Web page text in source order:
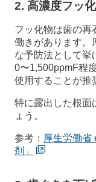
2. 高濃度フッ
フッ化物は歯の再
働きがあります。
な予防法として挙
0〜1,500ppmF程
使用することが推
特に露出した根面
ょう。
参考： 厚生労働省
剤」